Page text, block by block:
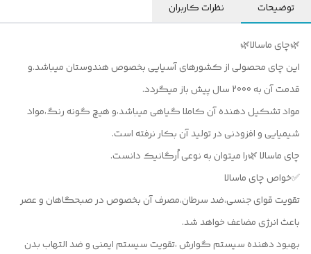
توضیحات نظرات کاربران
🌿چای ماسالا🌿
این چای محصولی از کشورهای آسیایی بخصوص هندوستان میباشد.و
قدمت آن به 2000 سال پیش باز میگردد.
مواد تشکیل دهنده آن کاملا گیاهی میباشد،و هیچ گونه رنگ،مواد
شیمیایی و افزودنی در تولید آن بکار نرفته است.
چای ماسالا 🌿را میتوان به نوعی اُرگانیک دانست.
✅خواص چای ماسالا
تقویت قوای جنسی،ضد سرطان،مصرف آن بخصوص در صبحگاهان و عصر
باعث انرژی مضاعف خواهد شد.
بهبود دهنده سیستم گوارش ،تقویت سیستم ایمنی و ضد التهاب بدن